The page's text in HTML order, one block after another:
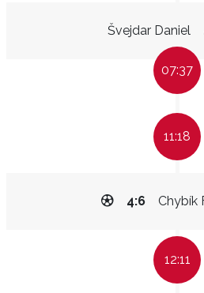
Švejdar Daniel
07:37
11:18
Chybík
4:6
12:11